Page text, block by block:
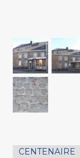
CENTENAIRE